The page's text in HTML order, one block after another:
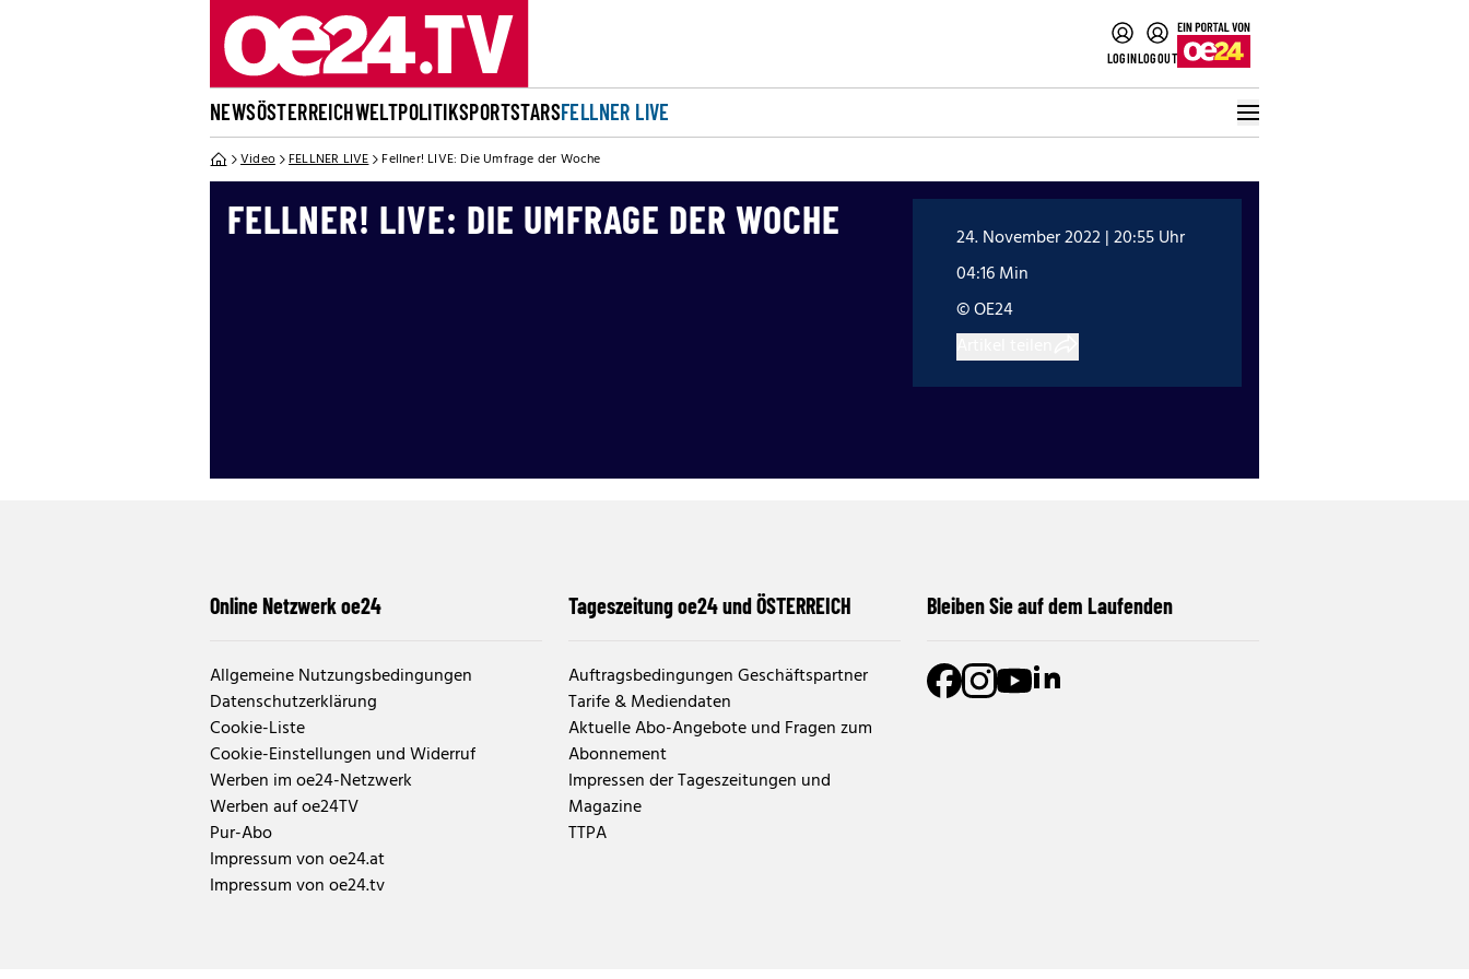
LOGINLOGOUT
NEWSÖSTERREICHWELTPOLITIKSPORTSTARSFELLNER LIVE
Video FELLNER LIVE Fellner! LIVE: Die Umfrage der Woche
FELLNER! LIVE: DIE UMFRAGE DER WOCHE
24. November 2022 | 20:55 Uhr
04:16 Min
© OE24
Online Netzwerk oe24
Allgemeine Nutzungsbedingungen
Datenschutzerklärung
Cookie-Liste
Cookie-Einstellungen und Widerruf
Werben im oe24-Netzwerk
Werben auf oe24TV
Pur-Abo
Impressum von oe24.at
Impressum von oe24.tv
Tageszeitung oe24 und ÖSTERREICH
Auftragsbedingungen Geschäftspartner
Tarife & Mediendaten
Aktuelle Abo-Angebote und Fragen zum
Abonnement
Impressen der Tageszeitungen und
Magazine
TTPA
Bleiben Sie auf dem Laufenden